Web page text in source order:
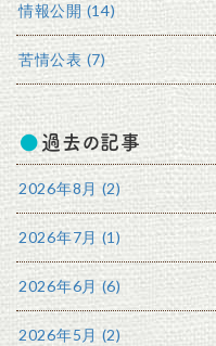
情報公開 (14)
苦情公表 (7)
過去の記事
2026年8月 (2)
2026年7月 (1)
2026年6月 (6)
2026年5月 (2)